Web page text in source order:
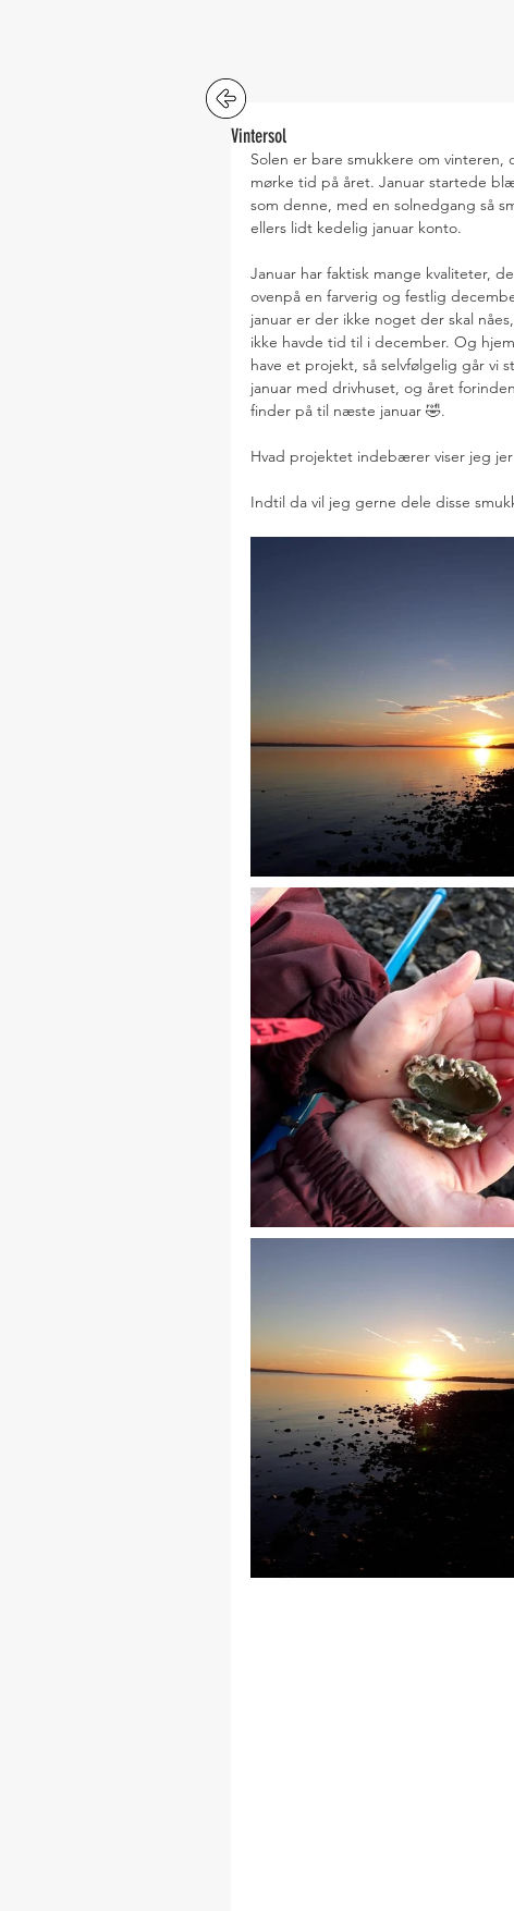
Vintersol
Solen er bare smukkere om
mørke tid på året. Januar startede
som denne, med en solnedgang så
ellers lidt kedelig januar konto.
Januar har faktisk mange kvaliteter,
ovenpå en farverig og festlig
januar er der ikke noget der skal
ikke havde tid til i december. Og
have et projekt, så selvfølgelig går vi
januar med drivhuset, og året
finder på til næste januar 🤣.
Hvad projektet indebærer viser jeg
Indtil da vil jeg gerne dele disse